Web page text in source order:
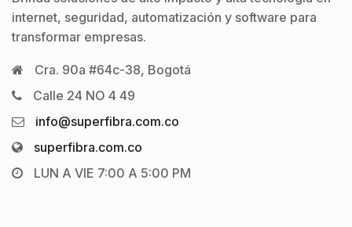
internet, seguridad, automatización y software para
transformar empresas.
Cra. 90a #64c-38, Bogotá
Calle 24 NO 4 49
info@superfibra.com.co
superfibra.com.co
LUN A VIE 7:00 A 5:00 PM